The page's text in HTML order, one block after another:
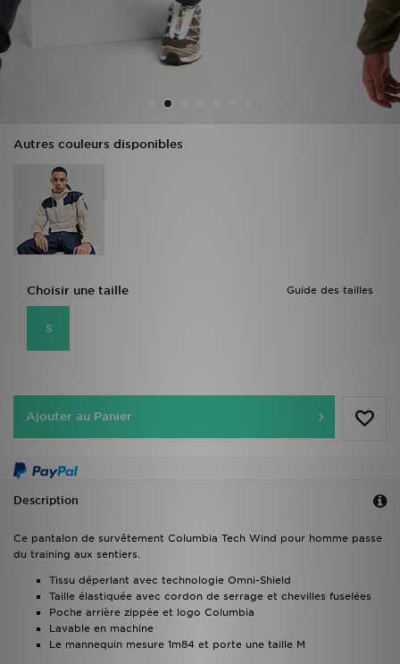
Autres couleurs disponibles
Guide des tailles
Choisir une taille
S
Ajouter au Panier
Description
Ce pantalon de survêtement Columbia Tech Wind pour homme passe
du training aux sentiers.
Tissu déperlant avec technologie Omni-Shield
Taille élastiquée avec cordon de serrage et chevilles fuselées
Poche arrière zippée et logo Columbia
Lavable en machine
Le mannequin mesure 1m84 et porte une taille M